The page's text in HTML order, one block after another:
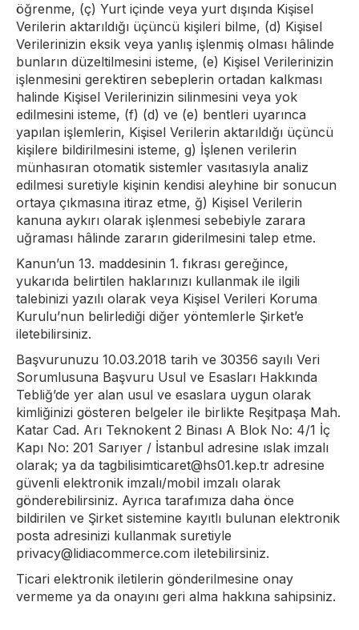
öğrenme, (ç) Yurt içinde veya yurt dışında Kişisel
Verilerin aktarıldığı üçüncü kişileri bilme, (d) Kişisel
Verilerinizin eksik veya yanlış işlenmiş olması hâlinde
bunların düzeltilmesini isteme, (e) Kişisel Verilerinizin
işlenmesini gerektiren sebeplerin ortadan kalkması
halinde Kişisel Verilerinizin silinmesini veya yok
edilmesini isteme, (f) (d) ve (e) bentleri uyarınca
yapılan işlemlerin, Kişisel Verilerin aktarıldığı üçüncü
kişilere bildirilmesini isteme, g) İşlenen verilerin
münhasıran otomatik sistemler vasıtasıyla analiz
edilmesi suretiyle kişinin kendisi aleyhine bir sonucun
ortaya çıkmasına itiraz etme, ğ) Kişisel Verilerin
kanuna aykırı olarak işlenmesi sebebiyle zarara
uğraması hâlinde zararın giderilmesini talep etme.
Kanun’un 13. maddesinin 1. fıkrası gereğince,
yukarıda belirtilen haklarınızı kullanmak ile ilgili
talebinizi yazılı olarak veya Kişisel Verileri Koruma
Kurulu’nun belirlediği diğer yöntemlerle Şirket’e
iletebilirsiniz.
Başvurunuzu 10.03.2018 tarih ve 30356 sayılı Veri
Sorumlusuna Başvuru Usul ve Esasları Hakkında
Tebliğ’de yer alan usul ve esaslara uygun olarak
kimliğinizi gösteren belgeler ile birlikte Reşitpaşa Mah.
Katar Cad. Arı Teknokent 2 Binası A Blok No: 4/1 İç
Kapı No: 201 Sarıyer / İstanbul adresine ıslak imzalı
olarak; ya da tagbilisimticaret@hs01.kep.tr adresine
güvenli elektronik imzalı/mobil imzalı olarak
gönderebilirsiniz. Ayrıca tarafımıza daha önce
bildirilen ve Şirket sistemine kayıtlı bulunan elektronik
posta adresinizi kullanmak suretiyle
privacy@lidiacommerce.com iletebilirsiniz.
Ticari elektronik iletilerin gönderilmesine onay
vermeme ya da onayını geri alma hakkına sahipsiniz.